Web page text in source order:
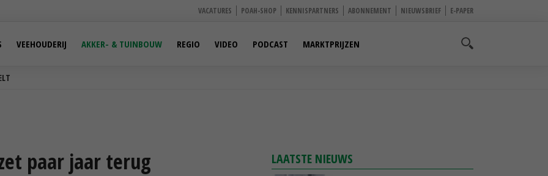
VACATURES POAH-SHOP KENNISPARTNERS ABONNEMENT NIEUWSBRIEF E-PAPER
VEEHOUDERIJ AKKER- & TUINBOUW REGIO VIDEO PODCAST MARKTPRIJZEN
paar jaar terug LAATSTE NIEUWS